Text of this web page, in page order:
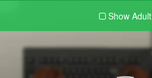
Show Adult